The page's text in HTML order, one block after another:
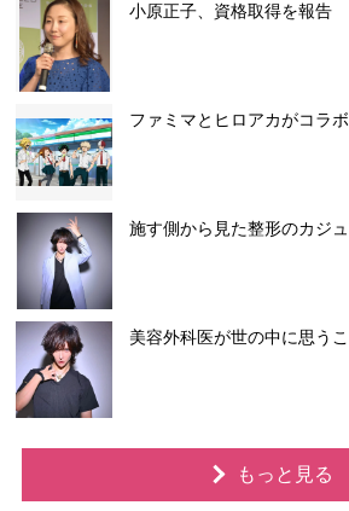
小原正子、資格取得を報告
ファミマとヒロアカがコラボ
施す側から見た整形のカジ
美容外科医が世の中に思うこ
もっと見る